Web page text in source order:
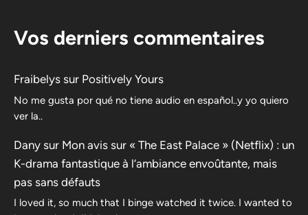
Vos derniers commentaires
Fraibelys sur Positively Yours
No me gusta por qué no tiene audio en español..y yo quiero
ver la..
Dany sur Mon avis sur « The East Palace » (Netflix) : un
K-drama fantastique à l’ambiance envoûtante, mais
pas sans défauts
I loved it, so much that I binge watched it twice. I wanted to